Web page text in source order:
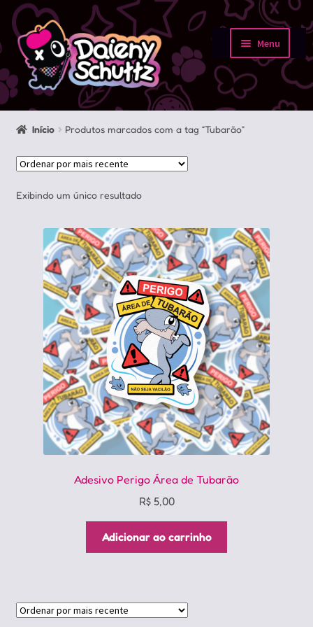
Pular
para
navegação
Pular
para
conteúdo
Menu
Início
Loja
Portfolio
Contato
Início Produtos marcados com a tag “Tubarão”
Exibindo um único resultado
Adesivo Perigo Área de Tubarão
R$5,00
Adicionar ao carrinho